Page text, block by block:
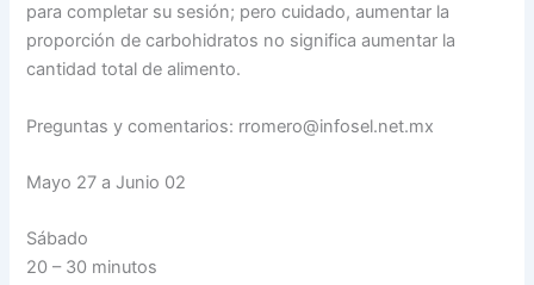
para completar su sesión; pero cuidado, aumentar la
proporción de carbohidratos no significa aumentar la
cantidad total de alimento.
Preguntas y comentarios: rromero@infosel.net.mx
Mayo 27 a Junio 02
Sábado
20 – 30 minutos